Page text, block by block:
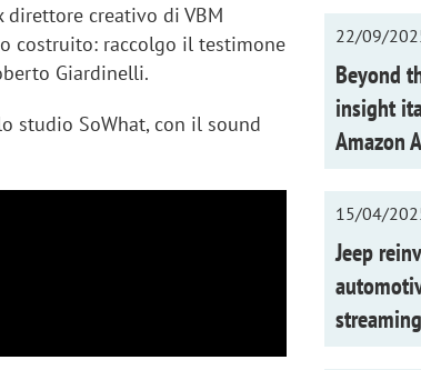
creativo di VBM
costruito: raccolgo il testimone
Giardinelli.
studio SoWhat, con il sound
22/09/
Beyond
insight
Amazon
15/04/
Jeep